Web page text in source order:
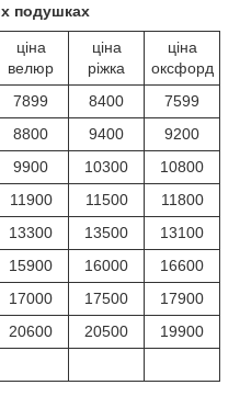
подушках
ціна
велюр
ціна
ріжка
ціна
оксфорд
7899 8400
7599
8800 9400
9200
9900 10300
10800
11900 11500
11800
13300 13500
13100
15900 16000
16600
17000 17500
17900
20600 20500 19900